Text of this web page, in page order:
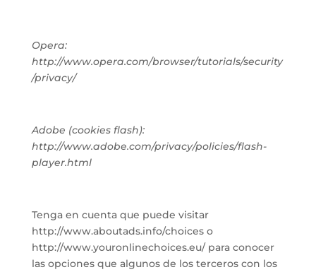
Opera:
http://www.opera.com/browser/tutorials/security
/privacy/
Adobe (cookies flash):
http://www.adobe.com/privacy/policies/flash-
player.html
Tenga en cuenta que puede visitar
http://www.aboutads.info/choices o
http://www.youronlinechoices.eu/ para conocer
las opciones que algunos de los terceros con los